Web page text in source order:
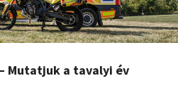
Mutatjuk a tavalyi év